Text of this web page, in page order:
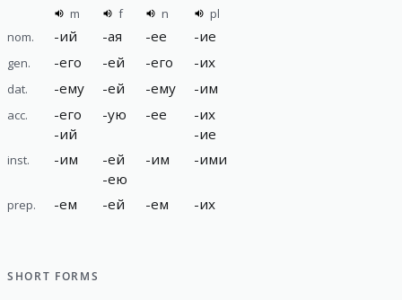
m f n
pl
nom.
-ий -ая -ее -ие
gen. -его -ей -его -их
dat. -ему -ей -ему -им
acc. -его
-ий
-ую -ее -их
-ие
inst. -им -ей
-ею
-им -ими
prep. -ем -ей -ем -их
SHORT FORMS